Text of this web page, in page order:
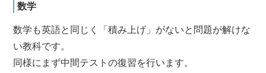
数学
数学も英語と同じく「積み上げ」がないと問題が解けな
い教科です。
同様にまず中間テストの復習を行います。